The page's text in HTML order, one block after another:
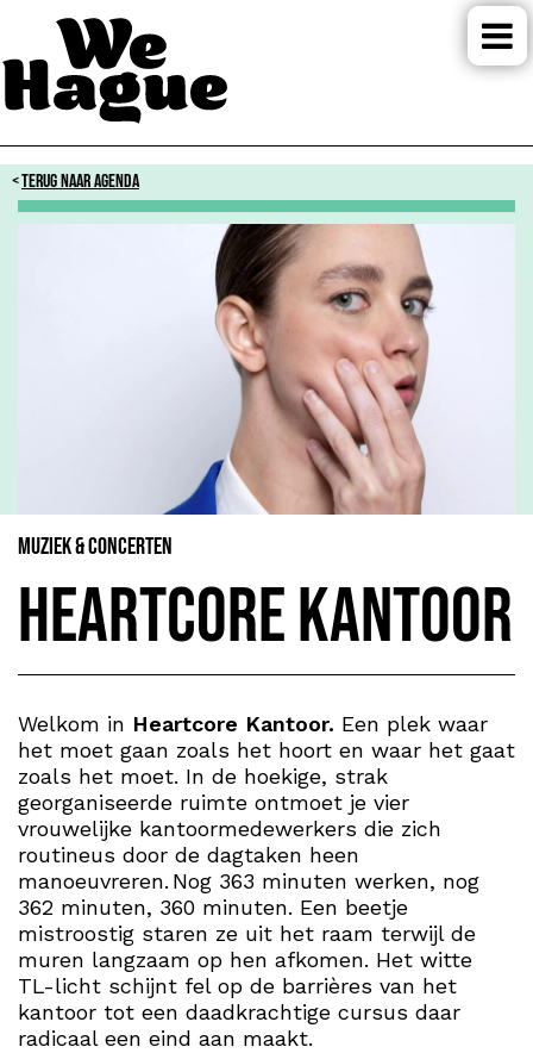
TERUG NAAR AGENDA
Muziek & Concerten
Heartcore Kantoor
Welkom in Heartcore Kantoor. Een plek waar
het moet gaan zoals het hoort en waar het gaat
zoals het moet. In de hoekige, strak
georganiseerde ruimte ontmoet je vier
vrouwelijke kantoormedewerkers die zich
routineus door de dagtaken heen
manoeuvreren. Nog 363 minuten werken, nog
362 minuten, 360 minuten. Een beetje
mistroostig staren ze uit het raam terwijl de
muren langzaam op hen afkomen. Het witte
TL-licht schijnt fel op de barrières van het
kantoor tot een daadkrachtige cursus daar
radicaal een eind aan maakt.